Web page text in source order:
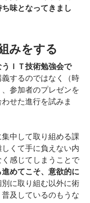
味となってきまし
みをする
ＩＴ技術勉強会で
するのではなく（時
参加者のプレゼンを
せた進行を試みま
中して取り組める課
くて手に負えない内
感じてしまうことで
めてこそ、意欲的に
別に取り組む以外に術
及しているのもうな